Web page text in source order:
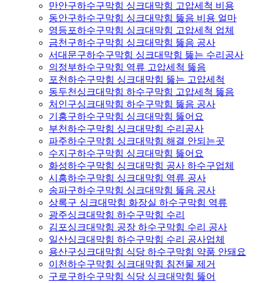
만안구하수구막힘 싱크대막힘 고압세척 비용
동안구하수구막힘 싱크대막힘 뚫음 비용 얼마
영등포하수구막힘 싱크대막힘 고압세척 업체
금천구하수구막힘 싱크대막힘 뚫음 공사
서대문구하수구막힘 싱크대막힘 뚫는 수리공사
의정부하수구막힘 역류 고압세척 뚫음
포천하수구막힘 싱크대막힘 뚫는 고압세척
동두천싱크대막힘 하수구막힘 고압세척 뚫음
처인구싱크대막힘 하수구막힘 뚫음 공사
기흥구하수구막힘 싱크대막힘 뚫어요
부천하수구막힘 싱크대막힘 수리공사
파주하수구막힘 싱크대막힘 해결 안되는곳
수지구하수구막힘 싱크대막힘 뚫어요
화성하수구막힘 싱크대막힘 공사 하수구업체
시흥하수구막힘 싱크대막힘 역류 공사
송파구하수구막힘 싱크대막힘 뚫음 공사
상록구 싱크대막힘 화장실 하수구막힘 역류
광주싱크대막힘 하수구막힘 수리
김포싱크대막힘 공장 하수구막힘 수리 공사
일산싱크대막힘 하수구막힘 수리 공사업체
용산구싱크대막힘 식당 하수구막힘 약품 안돼요
이천하수구막힘 싱크대막힘 침전물 제거
구로구하수구막힘 식당 싱크대막힘 뚫어